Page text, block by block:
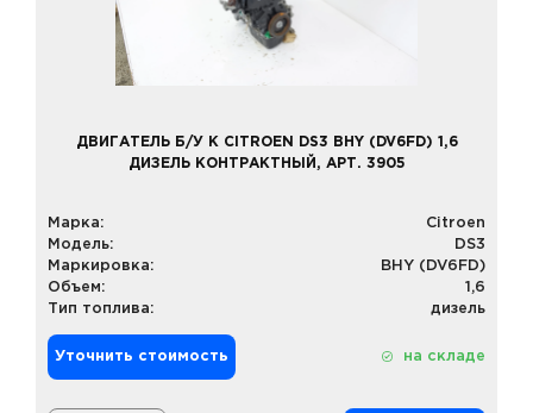
ДВИГАТЕЛЬ Б/У К CITROEN DS3 BHY (DV6FD) 1,6
ДИЗЕЛЬ КОНТРАКТНЫЙ, АРТ. 3905
Марка:
Citroen
Модель:
DS3
Маркировка:
BHY (DV6FD)
Объем:
1,6
Тип топлива:
дизель
Уточнить стоимость на складе